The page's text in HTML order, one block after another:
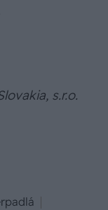
s.r.o.